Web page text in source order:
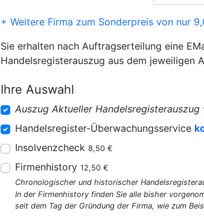
+ Weitere Firma zum Sonderpreis von nur
Sie erhalten nach Auftragserteilung eine
Handelsregisterauszug aus dem jeweiligen
Ihre Auswahl
Auszug Aktueller Handelsregisterauszug
Handelsregister-Überwachungsservice
Insolvenzcheck 8,50 €
Firmenhistory 12,50 €
Chronologischer und historischer
In der Firmenhistory finden Sie alle bisher
seit dem Tag der Gründung der Firma, wie zum